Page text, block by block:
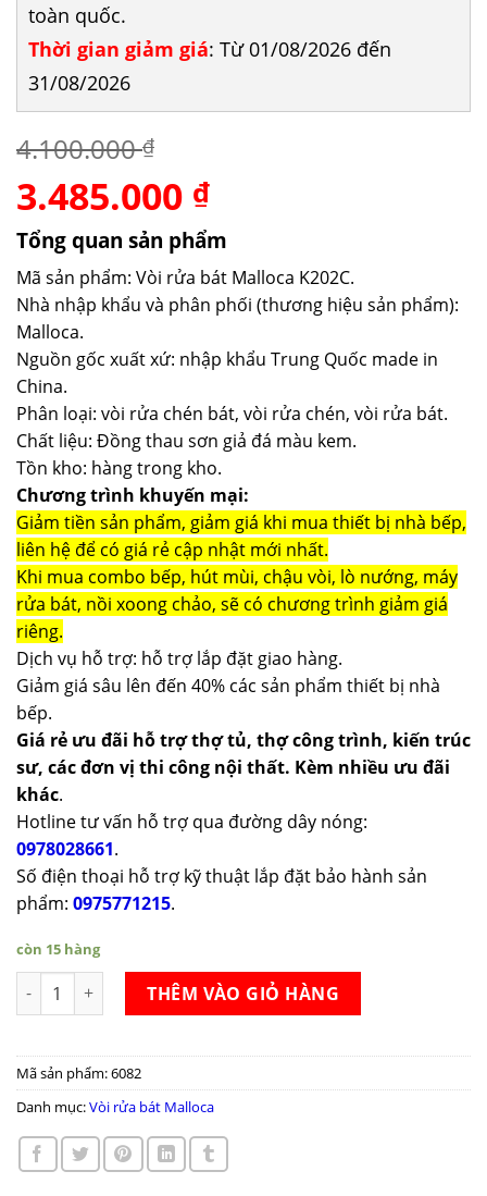
toàn quốc.
Thời gian giảm giá: Từ 01/08/2026 đến
31/08/2026
4.100.000₫
Giá
gốc
là:
4.100.000 ₫.
3.485.000 ₫Giá
tại
là:
3.485.000 ₫.
Tổng quan sản phẩm
Mã sản phẩm: Vòi rửa bát Malloca K202C.
Nhà nhập khẩu và phân phối (thương hiệu sản phẩm):
Malloca.
Nguồn gốc xuất xứ: nhập khẩu Trung Quốc made in
China.
Phân loại: vòi rửa chén bát, vòi rửa chén, vòi rửa bát.
Chất liệu: Đồng thau sơn giả đá màu kem.
Tồn kho: hàng trong kho.
Chương trình khuyến mại:
Giảm tiền sản phẩm, giảm giá khi mua thiết bị nhà bếp,
liên hệ để có giá rẻ cập nhật mới nhất.
Khi mua combo bếp, hút mùi, chậu vòi, lò nướng, máy
rửa bát, nồi xoong chảo, sẽ có chương trình giảm giá
riêng.
Dịch vụ hỗ trợ: hỗ trợ lắp đặt giao hàng.
Giảm giá sâu lên đến 40% các sản phẩm thiết bị nhà
bếp.
Giá rẻ ưu đãi hỗ trợ thợ tủ, thợ công trình, kiến trúc
sư, các đơn vị thi công nội thất. Kèm nhiều ưu đãi
khác.
Hotline tư vấn hỗ trợ qua đường dây nóng:
0978028661.
Số điện thoại hỗ trợ kỹ thuật lắp đặt bảo hành sản
phẩm: 0975771215.
còn 15 hàng
Vòi rửa bát Malloca K202C số lượng
THÊM VÀO GIỎ HÀNG
Mã sản phẩm:6082
Danh mục:Vòi rửa bát Malloca